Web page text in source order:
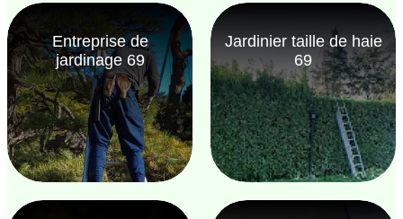
Entreprise de
jardinage 69
Jardinier taille de haie
69